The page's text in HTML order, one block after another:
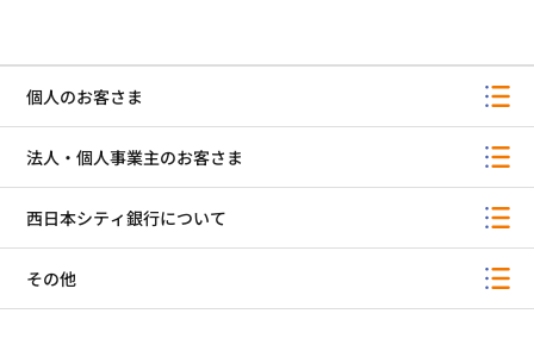
個人のお客さま
法人・個人事業主のお客さま
西日本シティ銀行について
その他